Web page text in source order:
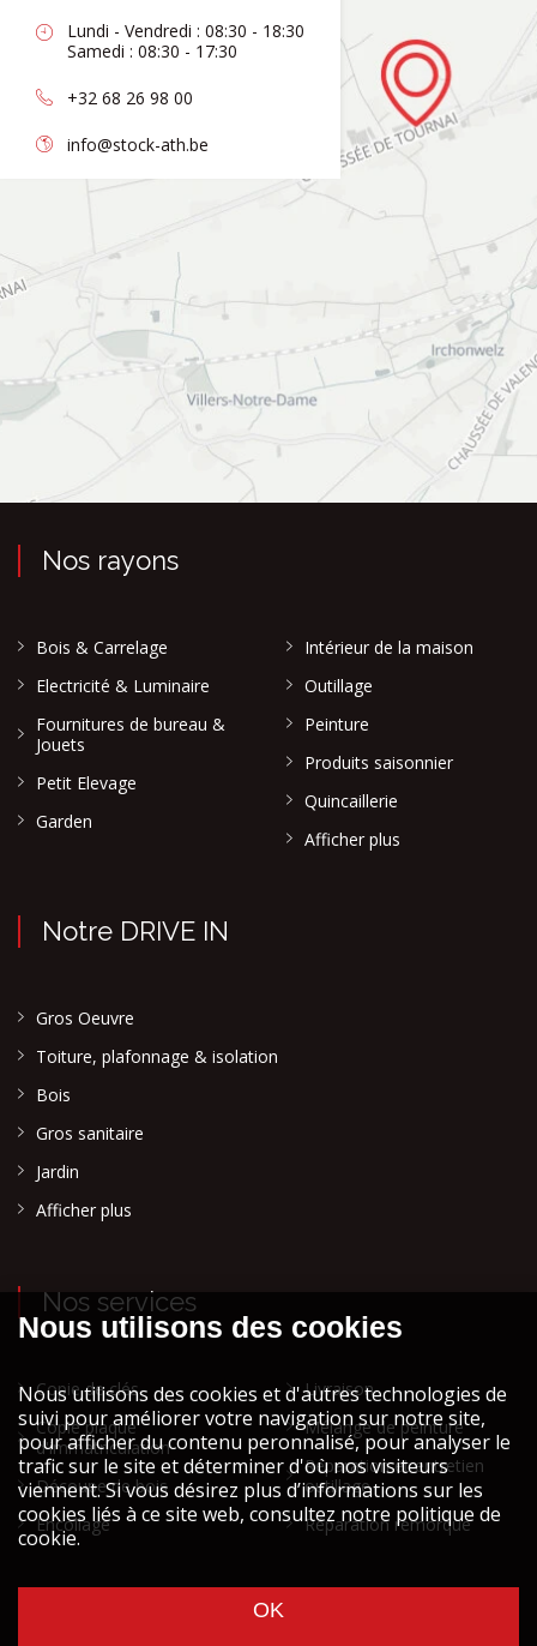
Lundi - Vendredi : 08:30 - 18:30
Samedi : 08:30 - 17:30
+32 68 26 98 00
info@stock-ath.be
Nos rayons
Bois & Carrelage
Electricité & Luminaire
Fournitures de bureau &
Jouets
Petit Elevage
Garden
Intérieur de la maison
Outillage
Peinture
Produits saisonnier
Quincaillerie
Afficher plus
Notre DRIVE IN
Gros Oeuvre
Toiture, plafonnage & isolation
Bois
Gros sanitaire
Jardin
Afficher plus
Nos services
Copie de clés
Copie plaque
d'immatriculation
Découpe de bois
Encollage
Livraison
Mélange de peinture
Réparation et entretien
outillage
Réparation remorque
Mentions légales STOCK ATH